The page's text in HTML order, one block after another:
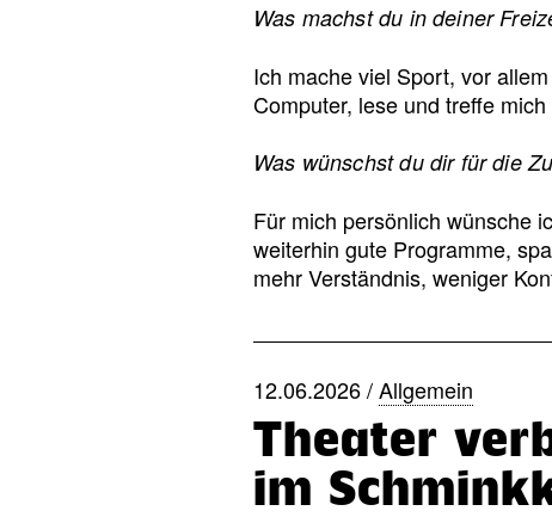
Was machst du in deiner
Ich mache viel Sport, vor
Computer, lese und treffe
Was wünschst du dir für die
Für mich persönlich wünsche
weiterhin gute Programme,
mehr Verständnis, weniger
12.06.2026 /Allgemein
Theater
im